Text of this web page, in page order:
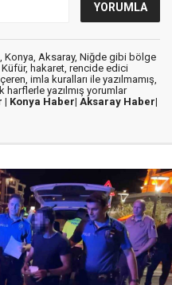
Konya, Aksaray, Niğde gibi bölge
Küfür, hakaret, rencide edici
imla kuralları ile yazılmamış,
harflerle yazılmış yorumlar
| Konya Haber| Aksaray Haber|